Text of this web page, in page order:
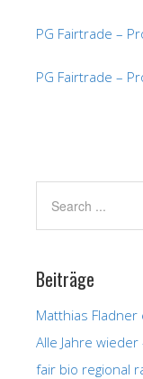
PG Fairtrade –
PG Fairtrade –
Beiträge
Matthias
Alle Jahre
fair bio regional